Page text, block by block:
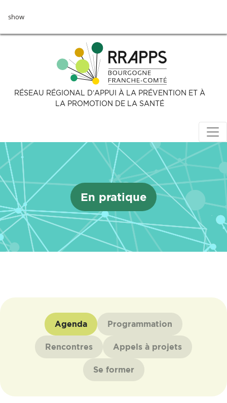
aushow
RÉSEAU RÉGIONAL D’APPUI À LA PRÉVENTION ET À
LA PROMOTION DE LA SANTÉ
En pratique
Agenda Programmation
Rencontres Appels à projets
Se former